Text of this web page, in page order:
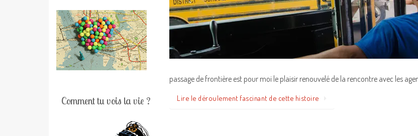
passage de frontière est pour moi le plaisir renouvelé de la rencontre avec les
Lire le déroulement fascinant de cette histoire
Comment tu vois la vie ?